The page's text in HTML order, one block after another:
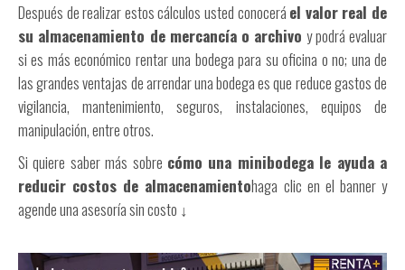
Después de realizar estos cálculos usted conocerá el valor real de
su almacenamiento de mercancía o archivo y podrá evaluar
si es más económico rentar una bodega para su oficina o no; una de
las grandes ventajas de arrendar una bodega es que reduce gastos de
vigilancia, mantenimiento, seguros, instalaciones, equipos de
manipulación, entre otros.
Si quiere saber más sobre cómo una minibodega le ayuda a
reducir costos de almacenamientohaga clic en el banner y
agende una asesoría sin costo ↓